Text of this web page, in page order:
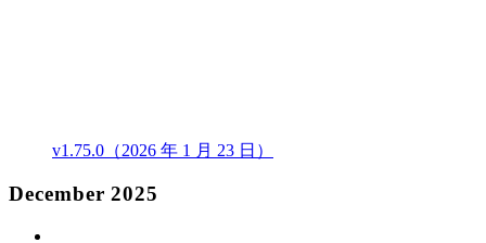
v1.75.0（2026 年 1 月 23 日）
December 2025